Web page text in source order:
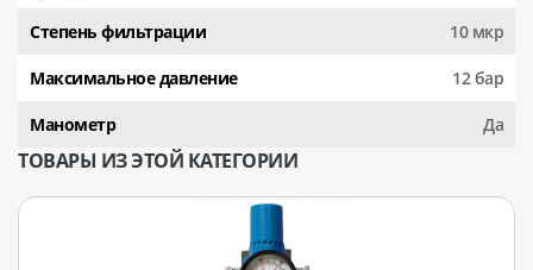
Степень фильтрации 10 мкр
Максимальное давление 12 бар
Манометр Да
ТОВАРЫ ИЗ ЭТОЙ КАТЕГОРИИ